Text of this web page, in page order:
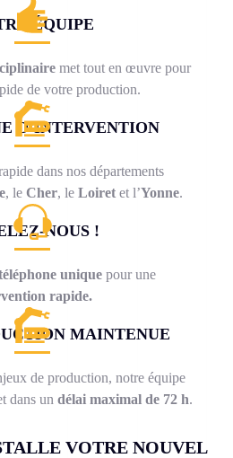
ÉQUIPE
met tout en œuvre pour
de votre production.
D’INTERVENTION
dans nos départements
, le Cher, le Loiretet l’Yonne.
NOUS !
unique pour une
rapide.
MAINTENUE
de production, notre équipe
dans un délai maximal de 72 h.
VOTRE NOUVEL